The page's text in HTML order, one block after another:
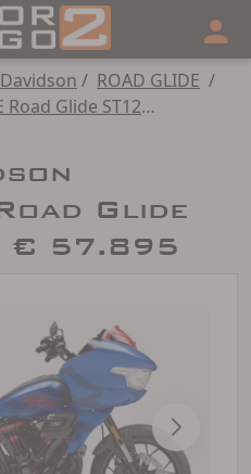
/ ROAD GLIDE /
Harley-Davidson FLTRXSTSE Road Glide ST121 CVO
Glide
€ 57.895